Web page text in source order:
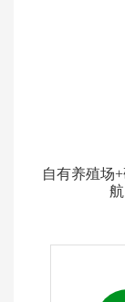
自有养殖场